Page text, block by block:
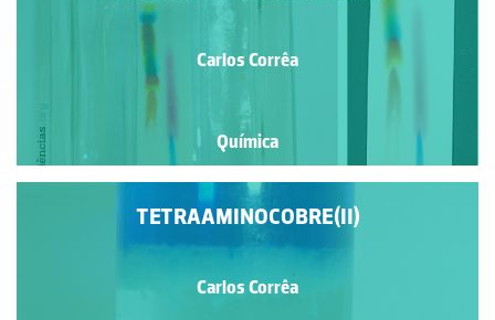
Carlos Corrêa
Química
TETRAAMINOCOBRE(II)
Carlos Corrêa